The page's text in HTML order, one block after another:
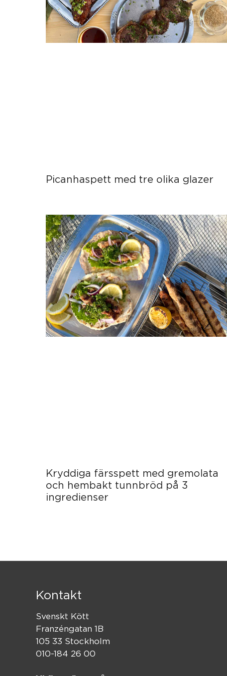
Picanhaspett med tre olika glazer
Kryddiga färsspett med gremolata
och hembakt tunnbröd på 3
ingredienser
Kontakt
Svenskt Kött
Franzéngatan 1B
105 33 Stockholm
010-184 26 00